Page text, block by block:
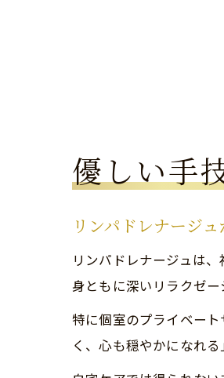
優しい手
リンパドレナージ
リンパドレナージュは
身ともに深いリラクゼ
特に個室のプライベー
く、心も穏やかになれ